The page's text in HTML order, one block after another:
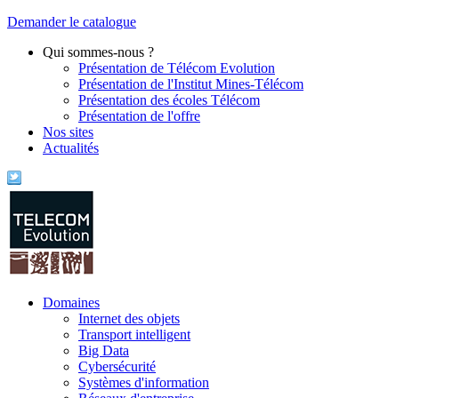
Demander le catalogue
Qui sommes-nous ?
Présentation de Télécom Evolution
Présentation de l'Institut Mines-Télécom
Présentation des écoles Télécom
Présentation de l'offre
Nos sites
Actualités
Domaines
Internet des objets
Transport intelligent
Big Data
Cybersécurité
Systèmes d'information